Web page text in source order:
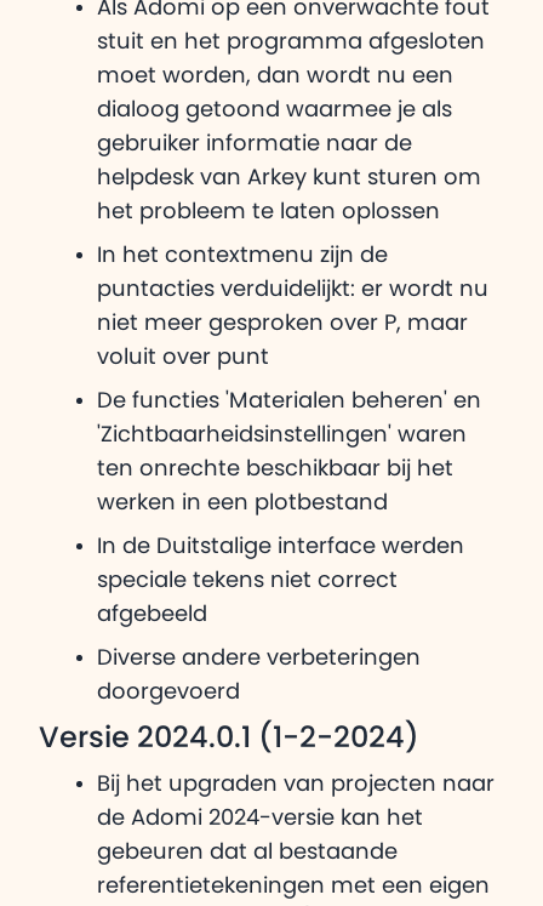
Als Adomi op een onverwachte fout
stuit en het programma afgesloten
moet worden, dan wordt nu een
dialoog getoond waarmee je als
gebruiker informatie naar de
helpdesk van Arkey kunt sturen om
het probleem te laten oplossen
In het contextmenu zijn de
puntacties verduidelijkt: er wordt nu
niet meer gesproken over P, maar
voluit over punt
De functies 'Materialen beheren' en
'Zichtbaarheidsinstellingen' waren
ten onrechte beschikbaar bij het
werken in een plotbestand
In de Duitstalige interface werden
speciale tekens niet correct
afgebeeld
Diverse andere verbeteringen
doorgevoerd
Versie 2024.0.1 (1-2-2024)
Bij het upgraden van projecten naar
de Adomi 2024-versie kan het
gebeuren dat al bestaande
referentietekeningen met een eigen